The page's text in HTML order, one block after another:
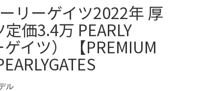
ーリーゲイツ2022年 厚
価3.4万 PEARLY
イツ） 【PREMIUM
ル